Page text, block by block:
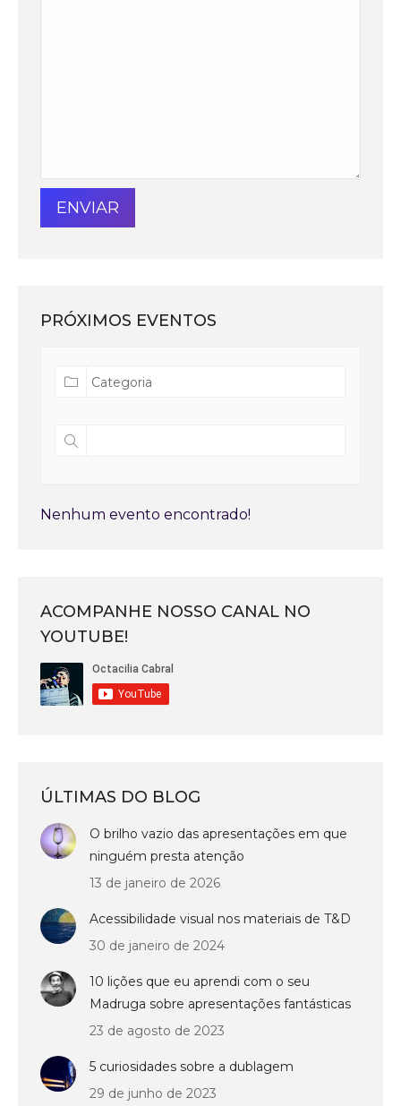
PRÓXIMOS EVENTOS
Nenhum evento encontrado!
ACOMPANHE NOSSO CANAL NO
YOUTUBE!
ÚLTIMAS DO BLOG
O brilho vazio das apresentações em que
ninguém presta atenção
13 de janeiro de 2026
Acessibilidade visual nos materiais de T&D
30 de janeiro de 2024
10 lições que eu aprendi com o seu
Madruga sobre apresentações fantásticas
23 de agosto de 2023
5 curiosidades sobre a dublagem
29 de junho de 2023